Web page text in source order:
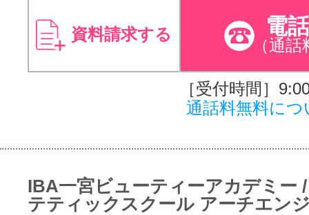
資料請求する 電
（通話
［受付時間］
通話料無料につ
IBA一宮ビューティーアカデミー
テティックスクール アーチエン